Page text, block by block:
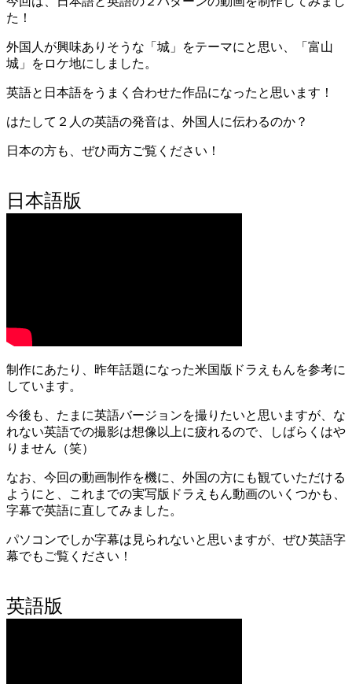
た！
外国人が興味ありそうな「城」をテーマにと思い、「富山
城」をロケ地にしました。
英語と日本語をうまく合わせた作品になったと思います！
はたして２人の英語の発音は、外国人に伝わるのか？
日本の方も、ぜひ両方ご覧ください！
日本語版
制作にあたり、昨年話題になった米国版ドラえもんを参考に
しています。
今後も、たまに英語バージョンを撮りたいと思いますが、な
れない英語での撮影は想像以上に疲れるので、しばらくはや
りません（笑）
なお、今回の動画制作を機に、外国の方にも観ていただける
ようにと、これまでの実写版ドラえもん動画のいくつかも、
字幕で英語に直してみました。
パソコンでしか字幕は見られないと思いますが、ぜひ英語字
幕でもご覧ください！
英語版